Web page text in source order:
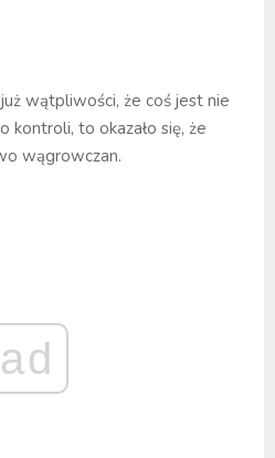
wątpliwości, że coś jest nie
kontroli, to okazało się, że
wągrowczan.
ad